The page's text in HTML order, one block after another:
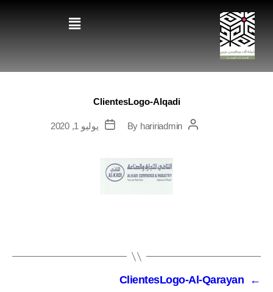
ClientesLogo-Alqadi
By haririadmin يوليو 1, 2020
←
ClientesLogo-Al-Qarayan